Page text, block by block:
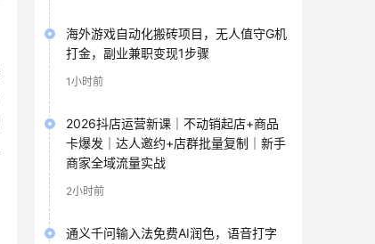
海外游戏自动化搬砖项目，无人值守G机
打金，副业兼职变现1步骤
1小时前
2026抖店运营新课｜不动销起店+商品
卡爆发｜达人邀约+店群批量复制｜新手
商家全域流量实战
2小时前
通义千问输入法免费AI润色，语音打字